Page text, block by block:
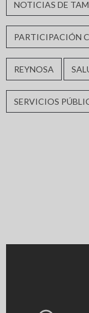
NOTICIAS DE
PARTICIPACIÓN
REYNOSA
SERVICIOS